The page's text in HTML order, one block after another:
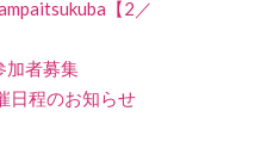
【2／
加者募集
程のお知らせ